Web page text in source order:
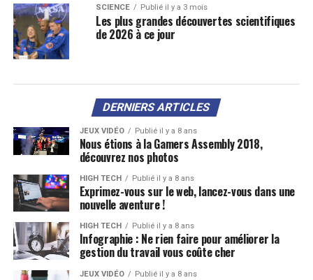
SCIENCE Publié il y a 3 mois
Les plus grandes découvertes scientifiques
de 2026 à ce jour
DERNIERS ARTICLES
JEUX VIDÉO Publié il y a 8 ans
Nous étions à la Gamers Assembly 2018,
découvrez nos photos
HIGH TECH Publié il y a 8 ans
Exprimez-vous sur le web, lancez-vous dans une
nouvelle aventure !
HIGH TECH Publié il y a 8 ans
Infographie : Ne rien faire pour améliorer la
gestion du travail vous coûte cher
JEUX VIDÉO Publié il y a 8 ans